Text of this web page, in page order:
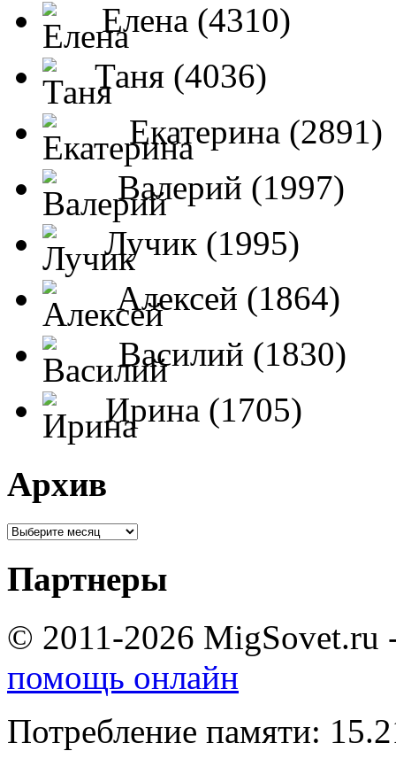
Елена (4310)
Таня (4036)
Екатерина (2891)
Валерий (1997)
Лучик (1995)
Алексей (1864)
Василий (1830)
Ирина (1705)
Архив
Партнеры
© 2011-2026 MigSovet.ru
помощь онлайн
Потребление памяти: